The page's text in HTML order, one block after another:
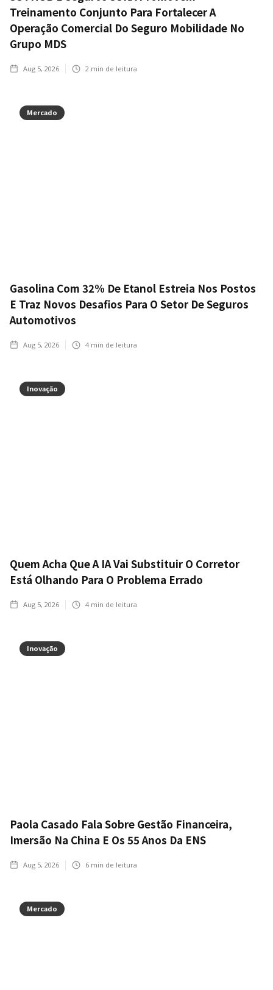
Treinamento Conjunto Para Fortalecer A
Operação Comercial Do Seguro Mobilidade No
Grupo MDS
Aug 5, 2026 2 min de leitura
Mercado
Gasolina Com 32% De Etanol Estreia Nos Postos
E Traz Novos Desafios Para O Setor De Seguros
Automotivos
Aug 5, 2026 4 min de leitura
Inovação
Quem Acha Que A IA Vai Substituir O Corretor
Está Olhando Para O Problema Errado
Aug 5, 2026 4 min de leitura
Inovação
Paola Casado Fala Sobre Gestão Financeira,
Imersão Na China E Os 55 Anos Da ENS
Aug 5, 2026 6 min de leitura
Mercado